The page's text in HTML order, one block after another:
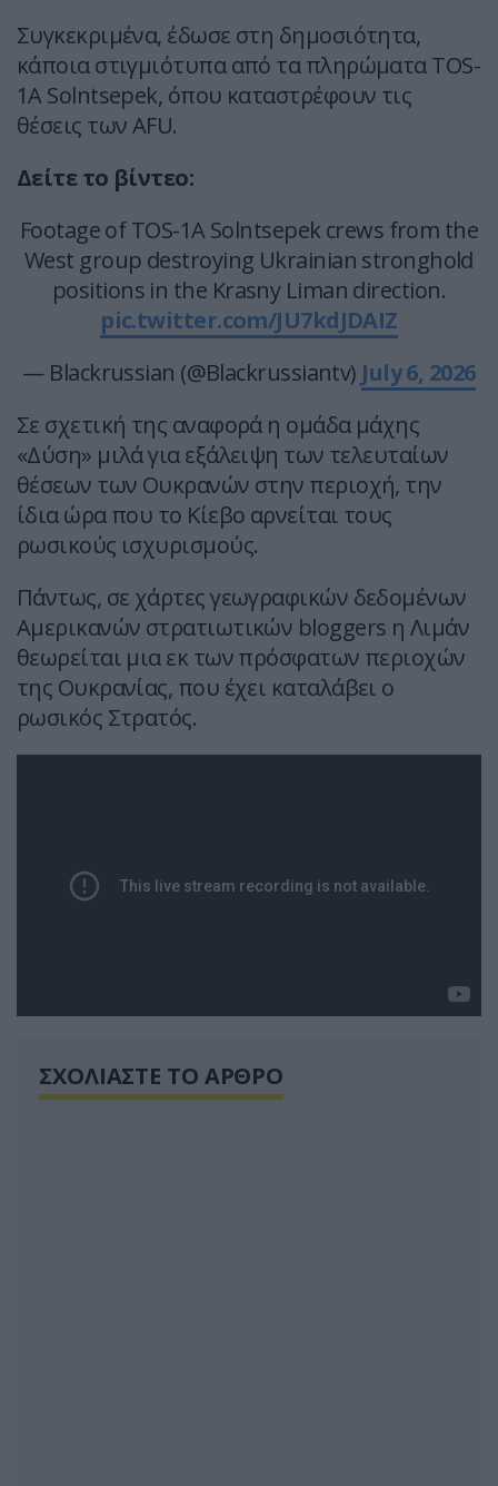
Συγκεκριμένα, έδωσε στη δημοσιότητα,
κάποια στιγμιότυπα από τα πληρώματα TOS-
1A Solntsepek, όπου καταστρέφουν τις
θέσεις των AFU.
Δείτε το βίντεο:
Footage of TOS-1A Solntsepek crews from the
West group destroying Ukrainian stronghold
positions in the Krasny Liman direction.
pic.twitter.com/JU7kdJDAIZ
— Blackrussian (@Blackrussiantv) July 6, 2026
Σε σχετική της αναφορά η ομάδα μάχης
«Δύση» μιλά για εξάλειψη των τελευταίων
θέσεων των Ουκρανών στην περιοχή, την
ίδια ώρα που το Κίεβο αρνείται τους
ρωσικούς ισχυρισμούς.
Πάντως, σε χάρτες γεωγραφικών δεδομένων
Αμερικανών στρατιωτικών bloggers η Λιμάν
θεωρείται μια εκ των πρόσφατων περιοχών
της Ουκρανίας, που έχει καταλάβει ο
ρωσικός Στρατός.
ΣΧΟΛΙΑΣΤΕ ΤΟ ΑΡΘΡΟ